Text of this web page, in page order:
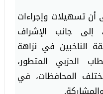
أن تسهيلات وإجراءات
إلى جانب الإشراف
الناخبين في نزاهة
الحزبي المتطور،
المحافظات، في